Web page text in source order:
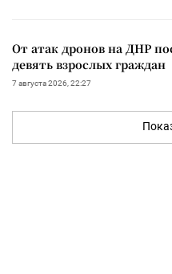
От атак дронов на ДНР
девять взрослых граждан
7 августа 2026, 22:27